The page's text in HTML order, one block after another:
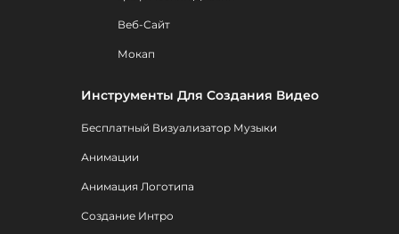
Веб-Сайт
Мокап
Инструменты Для Создания Видео
Бесплатный Визуализатор Музыки
Анимации
Анимация Логотипа
Создание Интро